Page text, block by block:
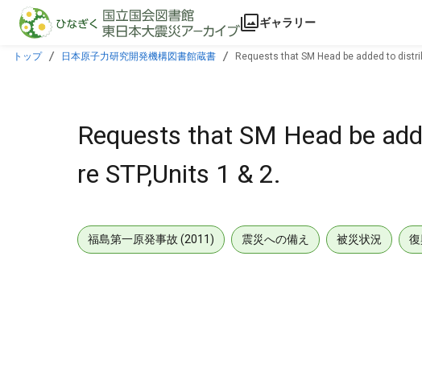
本文に飛ぶ
ギャラリー
トップ 日本原子力研究開発機構図書館蔵書 Requests that SM Head be added to
Requests that SM Head be
re STP,Units 1 & 2.
福島第一原発事故 (2011) 震災への備え 被災状況